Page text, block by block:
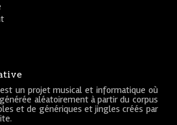
est un projet musical et informatique où
aléatoirement à partir du corpus
et de génériques et jingles créés par